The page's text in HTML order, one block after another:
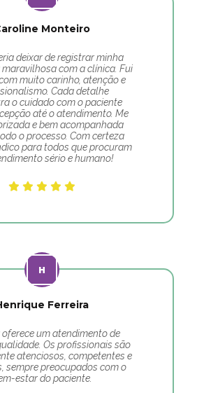
Monteiro
deixar de registrar minha
maravilhosa com a clínica. Fui
muito carinho, atenção e
Cada detalhe
o cuidado com o paciente
até o atendimento. Me
e bem acompanhada
o processo. Com certeza
para todos que procuram
sério e humano!
Ferreira
um atendimento de
Os profissionais são
atenciosos, competentes e
sempre preocupados com o
estar do paciente.